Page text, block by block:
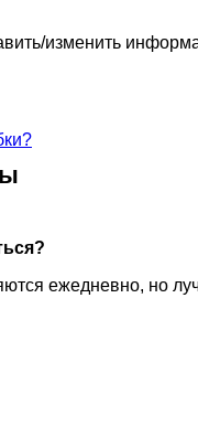
изменить
ежедневно, но